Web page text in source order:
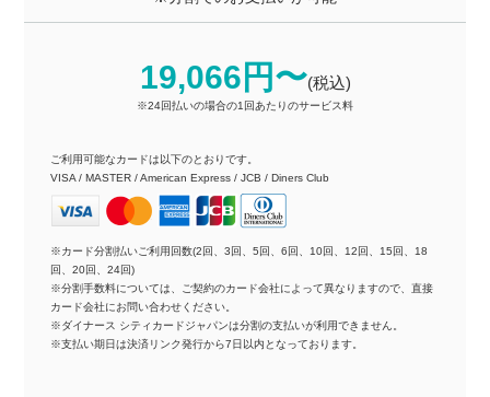
19,066円〜(税込)
※24回払いの場合の1回あたりのサービス料
ご利用可能なカードは以下のとおりです。
VISA / MASTER / American Express / JCB / Diners Club
※カード分割払いご利用回数(2回、3回、5回、6回、10回、12回、15回、18
回、20回、24回)
※分割手数料については、ご契約のカード会社によって異なりますので、直接
カード会社にお問い合わせください。
※ダイナース シティカードジャパンは分割の支払いが利用できません。
※支払い期日は決済リンク発行から7日以内となっております。